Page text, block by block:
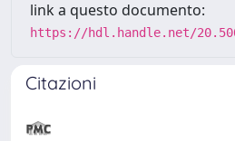
link a questo documento:
https://hdl.handle.net/
Citazioni